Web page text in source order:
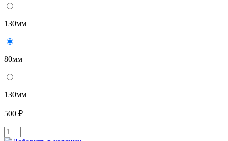
130мм
80мм
130мм
500 ₽